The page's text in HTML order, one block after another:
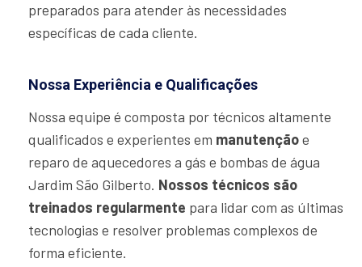
preparados para atender às necessidades
específicas de cada cliente.
Nossa Experiência e Qualificações
Nossa equipe é composta por técnicos altamente
qualificados e experientes em manutençãoe
reparo de aquecedores a gás e bombas de água
Jardim São Gilberto. Nossos técnicos são
treinados regularmente para lidar com as últimas
tecnologias e resolver problemas complexos de
forma eficiente.